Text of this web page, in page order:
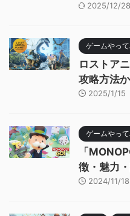
2025/12/28
ゲームやっ
ロストア
攻略方法
2025/1/15
ゲームやっ
「
徴・魅力
2024/11/18